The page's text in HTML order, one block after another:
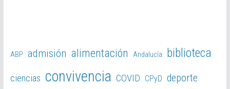
ABP admisión alimentación Andalucía biblioteca
ciencias convivencia COVID CPyD deporte